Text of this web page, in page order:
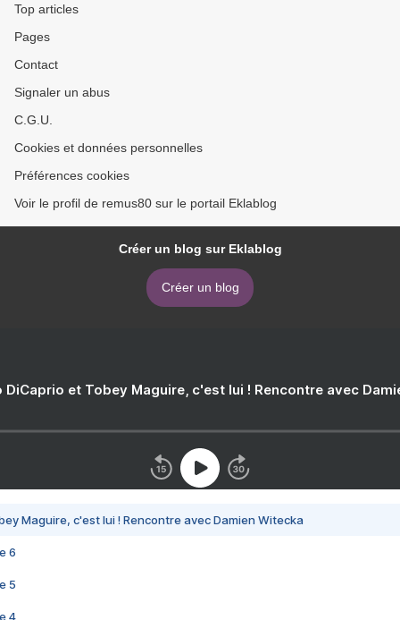
Top articles
Pages
Contact
Signaler un abus
C.G.U.
Cookies et données personnelles
Préférences cookies
Voir le profil de remus80 sur le portail Eklablog
Créer un blog sur Eklablog
Créer un blog
DiCaprio et Tobey Maguire, c'est lui ! Rencontre avec
Maguire, c'est lui ! Rencontre avec Damien Witecka
6
5
4